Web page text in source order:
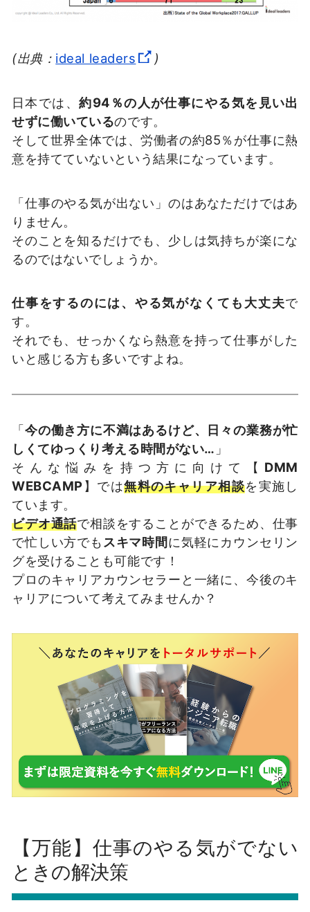
(出典： ideal leaders )
日本では、約94％の人が仕事にやる気を見い出
せずに働いているのです。
そして世界全体では、労働者の約85％が仕事に熱
意を持てていないという結果になっています。
「仕事のやる気が出ない」のはあなただけではあ
りません。
そのことを知るだけでも、少しは気持ちが楽にな
るのではないでしょうか。
仕事をするのには、やる気がなくても大丈夫で
す。
それでも、せっかくなら熱意を持って仕事がした
いと感じる方も多いですよね。
「今の働き方に不満はあるけど、日々の業務が忙
しくてゆっくり考える時間がない… 」
そんな悩みを持つ方に向けて【 DMM
WEBCAMP】では無料のキャリア相談を実施し
ています。
ビデオ通話で相談をすることができるため、仕事
で忙しい方でも スキマ時間に気軽にカウンセリン
グを受けることも可能です！
プロのキャリアカウンセラーと一緒に、今後のキ
ャリアについて考えてみませんか？
【万能】仕事のやる気がでない
ときの解決策